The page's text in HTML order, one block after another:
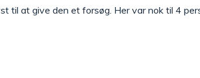
til at give den et forsøg. Her var nok til 4